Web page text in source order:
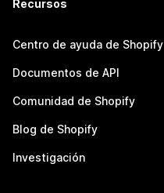
Recursos
Centro de ayuda de Shopify
Documentos de API
Comunidad de Shopify
Blog de Shopify
Investigación